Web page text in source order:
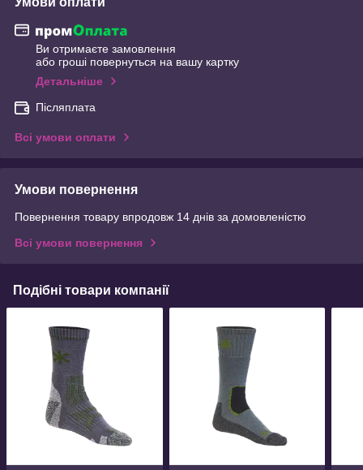
Ви отримаєте замовлення
або гроші повернуться на вашу картку
Детальніше
Післяплата
Всі умови оплати
Умови повернення
Повернення товару впродовж 14 днів за домовленістю
Всі умови повернення
Подібні товари компанії